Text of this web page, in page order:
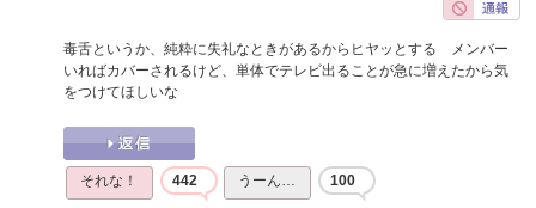
毒舌というか、純粋に失礼なときがあるからヒヤッとする メンバー
いればカバーされるけど、単体でテレビ出ることが急に増えたから気
をつけてほしいな
それな！ 442 うーん… 100